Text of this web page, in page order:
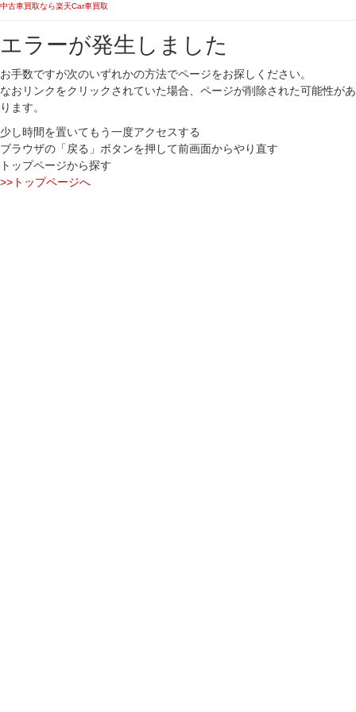
中古車買取なら楽天Car車買取
エラーが発生しました
お手数ですが次のいずれかの方法でページをお探しください。
なおリンクをクリックされていた場合、ページが削除された可能性があ
ります。
少し時間を置いてもう一度アクセスする
ブラウザの「戻る」ボタンを押して前画面からやり直す
トップページから探す
>>トップページへ